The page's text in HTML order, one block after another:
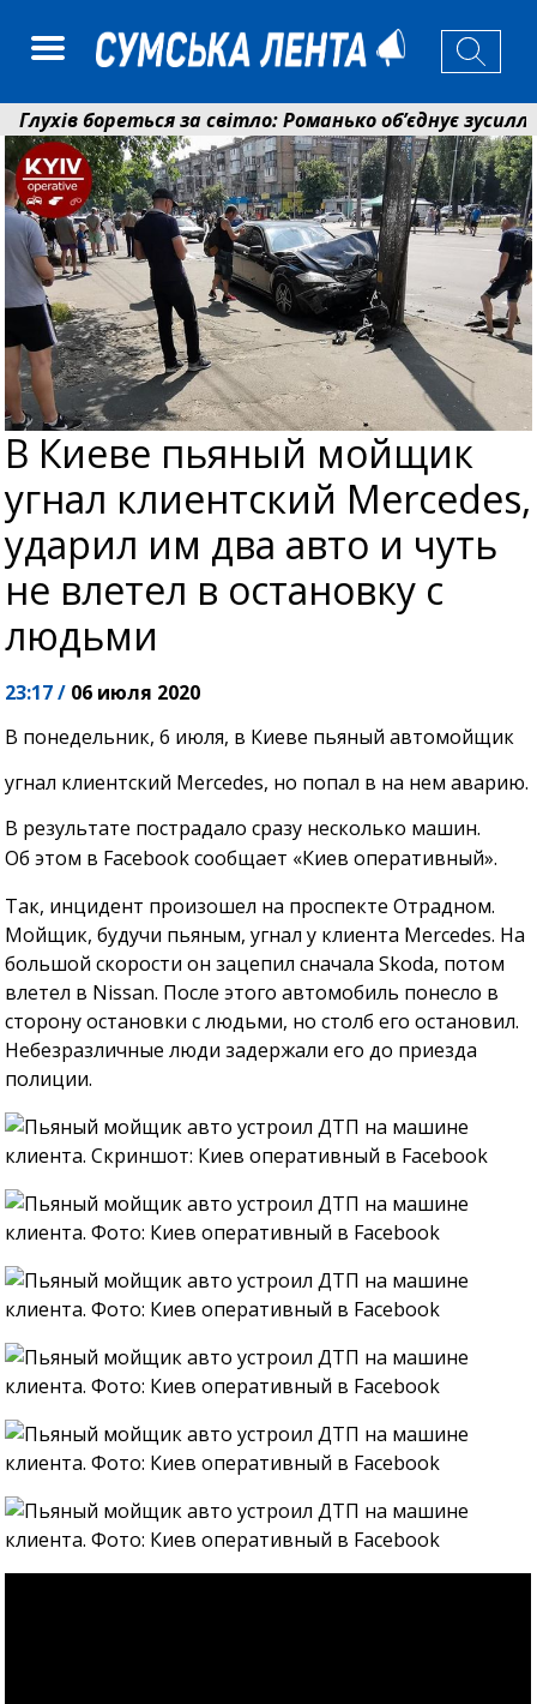
бореться за світло: Романько об’єднує зусилля
фонд Сумщини спрямував 0,2 млрд грн на
В Киеве пьяный мойщик
угнал клиентский Mercedes,
ударил им два авто и чуть
не влетел в остановку с
людьми
23:17 / 06 июля 2020
В понедельник, 6 июля, в Киеве пьяный автомойщик
угнал клиентский Mercedes, но попал в на нем аварию.
В результате пострадало сразу несколько машин.
Об этом в Facebook сообщает «Киев оперативный».
Так, инцидент произошел на проспекте Отрадном.
Мойщик, будучи пьяным, угнал у клиента Mercedes. На
большой скорости он зацепил сначала Skoda, потом
влетел в Nissan. После этого автомобиль понесло в
сторону остановки с людьми, но столб его остановил.
Небезразличные люди задержали его до приезда
полиции.